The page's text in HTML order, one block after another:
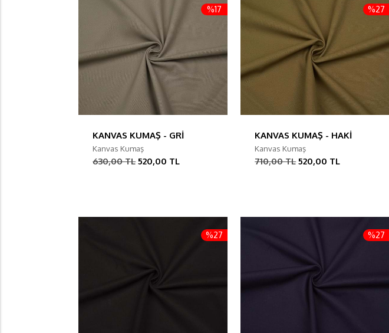
%17
KANVAS KUMAŞ - GRİ
Kanvas Kumaş
630,00 TL 520,00 TL
%27
KANVAS KUMAŞ - HAKİ
Kanvas Kumaş
710,00 TL 520,00 TL
%27 %27